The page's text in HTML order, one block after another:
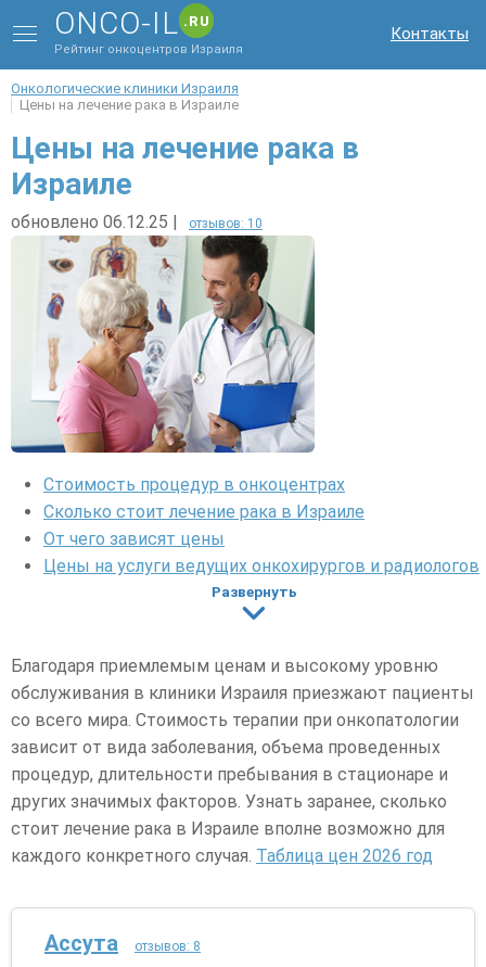
ONCO-IL .RU
Рейтинг онкоцентров Израиля
Контакты
Онкологические клиники Израиля
Цены на лечение рака в Израиле
Цены на лечение рака в
Израиле
обновлено 06.12.25 | отзывов: 10
Стоимость процедур в онкоцентрах
Сколько стоит лечение рака в Израиле
От чего зависят цены
Цены на услуги ведущих онкохирургов и радиологов
Как сэкономить на лечении
Обзор стоимости применяемых методов лечения
Развернуть
Благодаря приемлемым ценам и высокому уровню
обслуживания в клиники Израиля приезжают пациенты
со всего мира. Стоимость терапии при онкопатологии
зависит от вида заболевания, объема проведенных
процедур, длительности пребывания в стационаре и
других значимых факторов. Узнать заранее, сколько
стоит лечение рака в Израиле вполне возможно для
каждого конкретного случая. Таблица цен 2026 год
Ассута отзывов: 8